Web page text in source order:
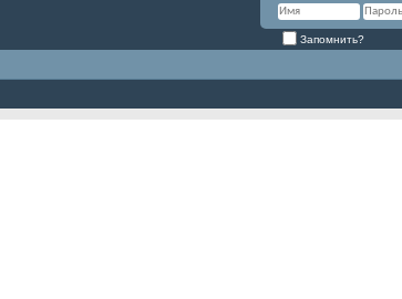
Запомнить?